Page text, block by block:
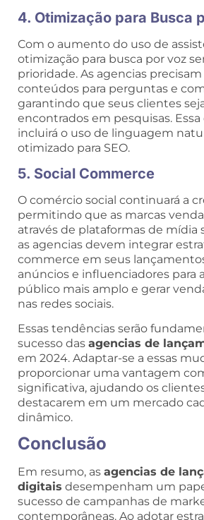
4. Otimização para Busca
Com o aumento do uso de
otimização para busca por voz
prioridade. As agencias
conteúdos para perguntas e
garantindo que seus clientes
encontrados em pesquisas.
incluirá o uso de linguagem
otimizado para SEO.
5. Social Commerce
O comércio social continuará a
permitindo que as marcas
através de plataformas de mídia
as agencias devem integrar
commerce em seus
anúncios e influenciadores para
público mais amplo e gerar
nas redes sociais.
Essas tendências serão
sucesso das agencias de
em 2024. Adaptar-se a essas
proporcionar uma vantagem
significativa, ajudando os
destacarem em um mercado
dinâmico.
Conclusão
Em resumo, as agencias de
digitais desempenham um
sucesso de campanhas de
contemporâneas. Ao adotar